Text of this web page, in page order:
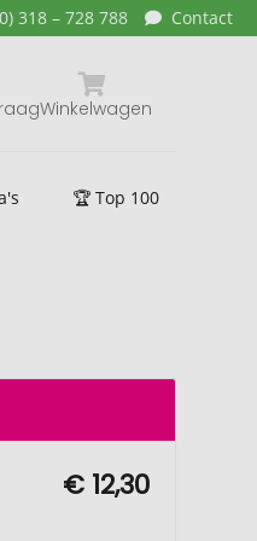
318 – 728 788 Contact
Winkelwagen
🏆 Top 100
€ 12,30